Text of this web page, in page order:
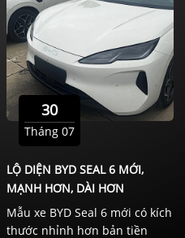
LỘ DIỆN BYD SEAL 6 MỚI,
MẠNH HƠN, DÀI HƠN
Mẫu xe BYD Seal 6 mới có kích
thước nhỉnh hơn bản tiền
30
Tháng 07